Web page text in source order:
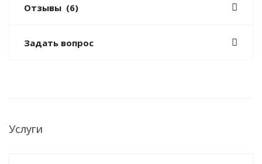
Отзывы (6)
Задать вопрос
Услуги